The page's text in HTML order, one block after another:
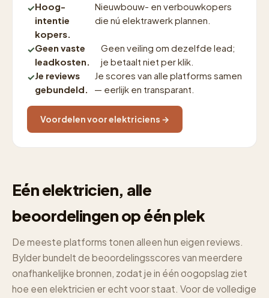
Hoog-
intentie
kopers.
Nieuwbouw- en verbouwkopers
die nú elektrawerk plannen.
Geen vaste
leadkosten.
Geen veiling om dezelfde lead;
je betaalt niet per klik.
Je reviews
gebundeld.
Je scores van alle platforms samen
— eerlijk en transparant.
Voordelen voor elektriciens →
Eén elektricien, alle
beoordelingen op één plek
De meeste platforms tonen alleen hun eigen reviews.
Bylder bundelt de beoordelingsscores van meerdere
onafhankelijke bronnen, zodat je in één oogopslag ziet
hoe een elektricien er echt voor staat. Voor de volledige